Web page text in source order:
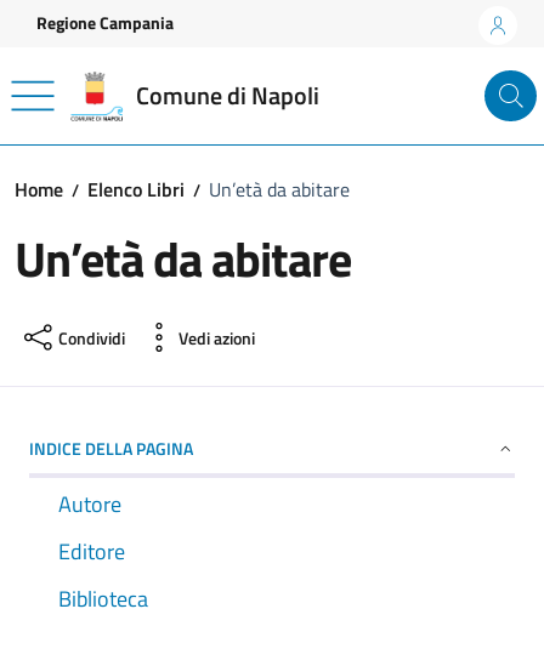
Vai ai contenuti
Vai al footer
Regione Campania
Comune di Napoli
Home Elenco Libri Un’età da abitare
Un’età da abitare
Condividi Vedi azioni
INDICE DELLA PAGINA
Autore
Editore
Biblioteca